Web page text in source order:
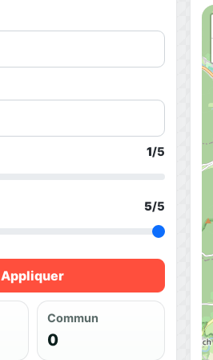
1/5
5/5
Appliquer
Commun
0